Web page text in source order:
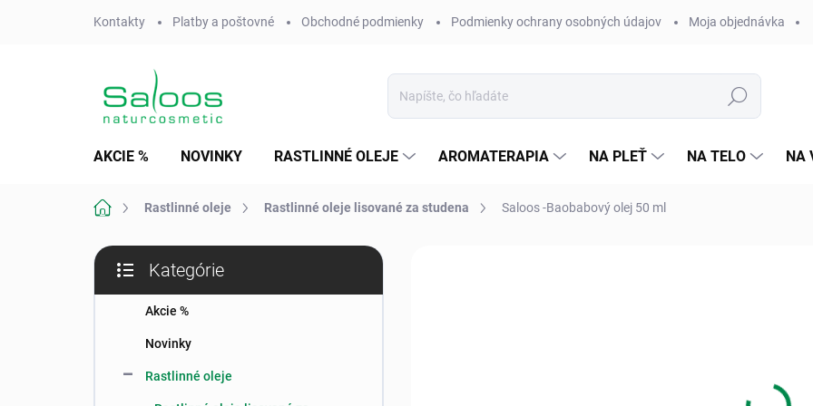
Kontakty Platby a poštovné Obchodné podmienky Podmienky ochrany osobných údajov Moja objednávka
Hľadať
AKCIE % NOVINKY RASTLINNÉ OLEJE AROMATERAPIA NA PLEŤ NA TELO NA
DomovRastlinné oleje Rastlinné oleje lisované za studena Saloos -Baobabový olej 50 ml
B
č
kategórie
Kategórie
Akcie %
Novinky
Rastlinné oleje